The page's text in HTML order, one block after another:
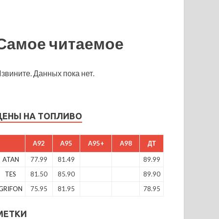
читаемое
Данных пока нет.
НА ТОПЛИВО
A92 A95 A95+ A98 ДТ
ATAN 77.99 81.49
89.99
TES
81.50 85.90
89.90
75.95 81.95 78.95